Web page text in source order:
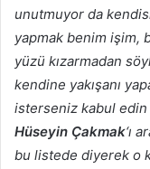
unutmuyor da
yapmak benim işim,
yüzü kızarmadan
kendine yakışanı
isterseniz kabul edin
Hüseyin Çakmak‘ı
bu listede diyerek o